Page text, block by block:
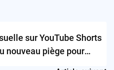
sur YouTube Shorts
nouveau piège pour